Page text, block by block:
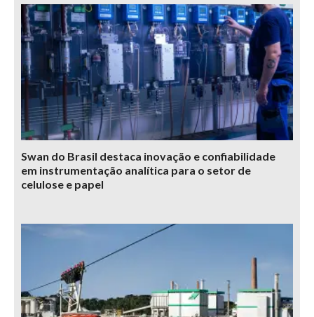
Swan do Brasil destaca inovação e confiabilidade
em instrumentação analítica para o setor de
celulose e papel